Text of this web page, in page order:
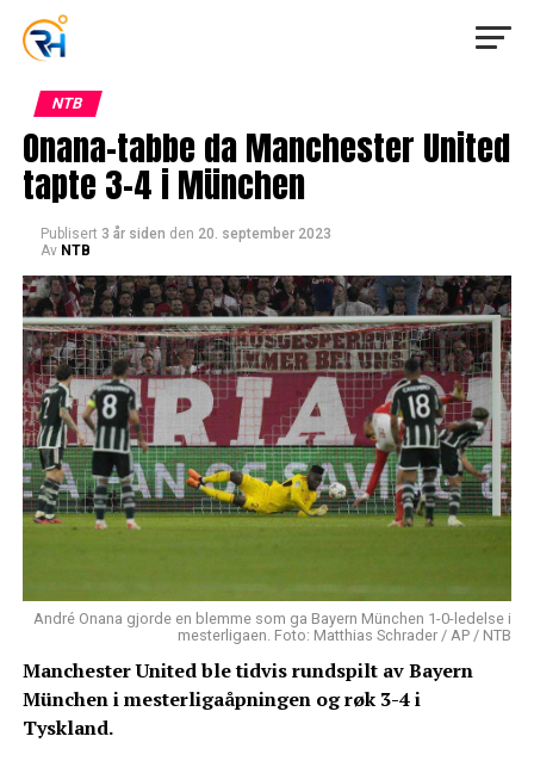
NTB
Onana-tabbe da Manchester United
tapte 3-4 i München
Publisert 3 år siden den 20. september 2023
Av NTB
André Onana gjorde en blemme som ga Bayern München 1-0-ledelse i
mesterligaen. Foto: Matthias Schrader / AP / NTB
Manchester United ble tidvis rundspilt av Bayern
München i mesterligaåpningen og røk 3-4 i
Tyskland.